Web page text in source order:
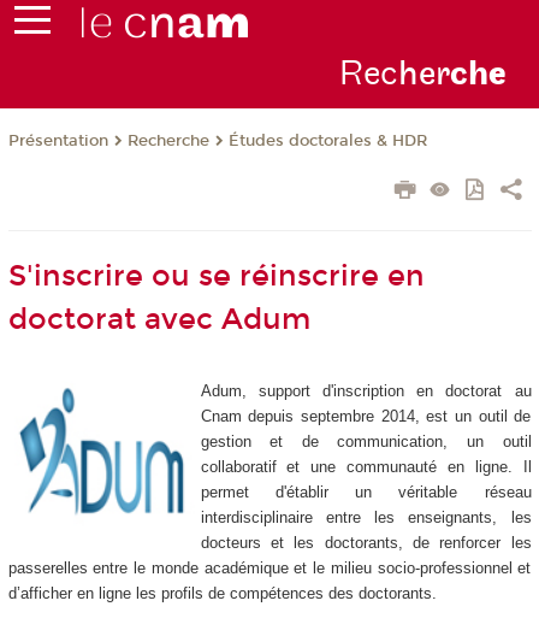
Recherche
Présentation Recherche Études doctorales & HDR
S'inscrire ou se réinscrire en
doctorat avec Adum
Adum, support d'inscription en doctorat au
Cnam depuis septembre 2014, est un outil de
gestion et de communication, un outil
collaboratif et une communauté en ligne. Il
permet d'établir un véritable réseau
interdisciplinaire entre les enseignants, les
docteurs et les doctorants, de renforcer les
passerelles entre le monde académique et le milieu socio-professionnel et
d’afficher en ligne les profils de compétences des doctorants.